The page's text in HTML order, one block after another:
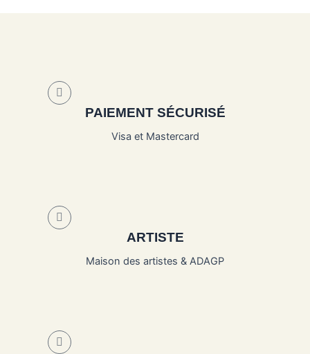
PAIEMENT SÉCURISÉ
Visa et Mastercard
ARTISTE
Maison des artistes & ADAGP